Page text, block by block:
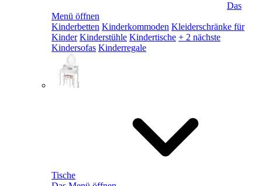
Das
Menü öffnen
Kinderbetten Kinderkommoden Kleiderschränke für
Kinder Kinderstühle Kindertische + 2 nächste
Kindersofas Kinderregale
Tische